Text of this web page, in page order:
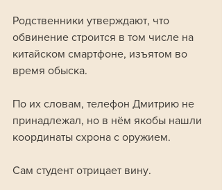
Родственники утверждают, что
обвинение строится в том числе на
китайском смартфоне, изъятом во
время обыска.
По их словам, телефон Дмитрию не
принадлежал, но в нём якобы нашли
координаты схрона с оружием.
Сам студент отрицает вину.